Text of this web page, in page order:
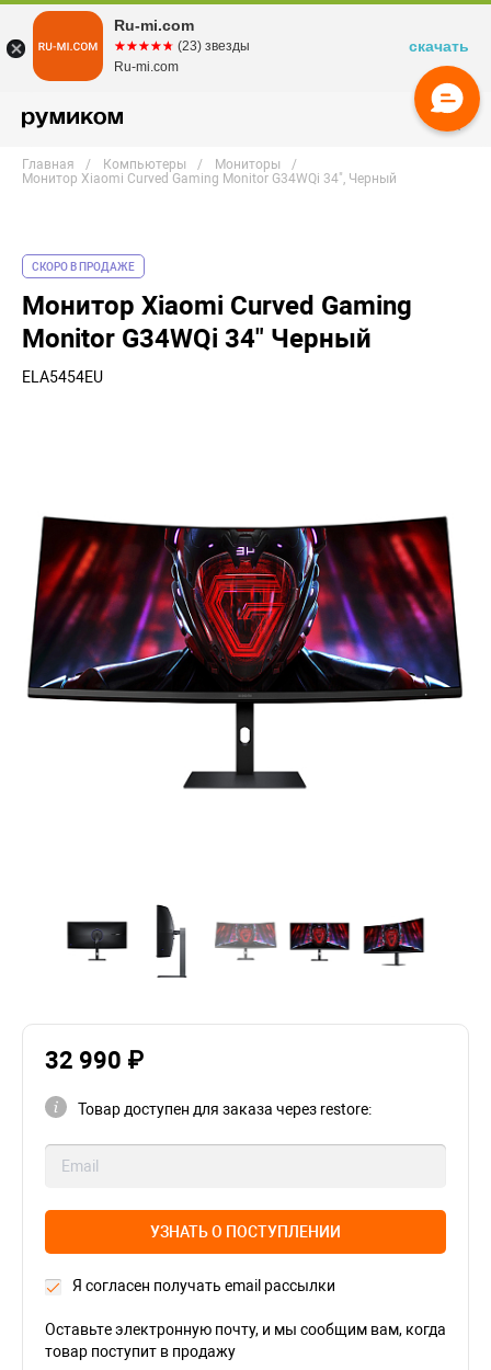
Главная Компьютеры
Мониторы
Монитор Xiaomi Curved Gaming Monitor G34WQi 34", Черный
СКОРО В ПРОДАЖЕ
Монитор Xiaomi Curved Gaming
Monitor G34WQi 34" Черный
ELA5454EU
32 990 ₽
Товар доступен для заказа через restore:
УЗНАТЬ О ПОСТУПЛЕНИИ
Я согласен получать email рассылки
Оставьте электронную почту, и мы сообщим вам, когда
товар поступит в продажу
Ru-mi.com
☆☆☆☆☆
★★★★★ (23) звезды
Ru-mi.com
скачать